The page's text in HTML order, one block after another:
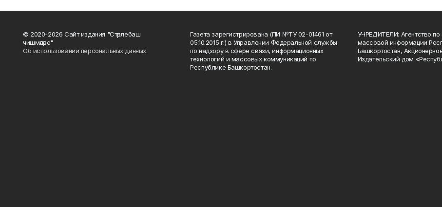
© 2020-2026 Сайт издания "Стәрлебаш
чишмәләре"
Об использовании персональных данных
Газета зарегистрирована (ПИ №ТУ 02-01461 от
05.10.2015 г.) в Управлении Федеральной службы
по надзору в сфере связи, информационных
технологий и массовых коммуникаций по
Республике Башкортостан.
УЧРЕДИТЕЛИ: Агентство по
массовой информации
Башкортостан,
Издательский дом